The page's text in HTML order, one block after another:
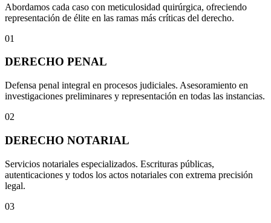
Abordamos cada caso con meticulosidad quirúrgica, ofreciendo
representación de élite en las ramas más críticas del derecho.
01
DERECHO PENAL
Defensa penal integral en procesos judiciales. Asesoramiento en
investigaciones preliminares y representación en todas las instancias.
02
DERECHO NOTARIAL
Servicios notariales especializados. Escrituras públicas,
autenticaciones y todos los actos notariales con extrema precisión
legal.
03